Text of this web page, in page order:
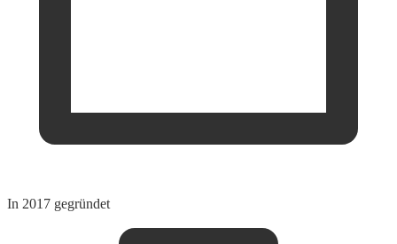
In 2017 gegründet